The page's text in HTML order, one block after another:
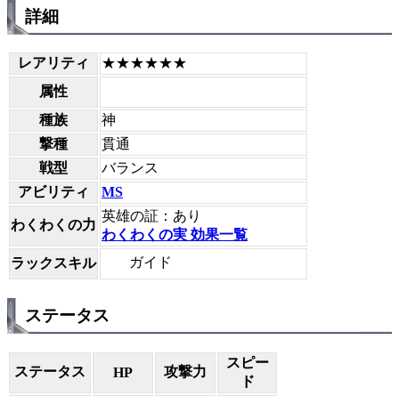
詳細
レアリティ
★★★★★★
属性
種族
神
撃種
貫通
戦型
バランス
アビリティ
MS
わくわくの力
英雄の証：あり
わくわくの実 効果一覧
ラックスキル
ガイド
ステータス
ステータス HP 攻撃力
スピー
ド